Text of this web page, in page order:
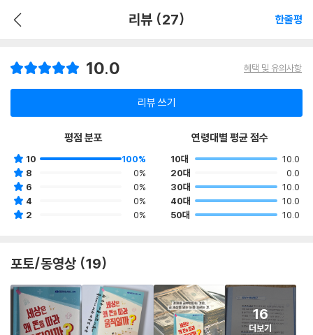
리뷰 (27) 한줄평
10.0 혜택 및 유의사항
리뷰 쓰기
평점 분포
10
100%
8
0%
6
0%
4
0%
2
0%
연령대별 평균 점수
10대
10.0
20대
0.0
30대
10.0
40대
10.0
50대
10.0
포토/동영상 (19)
16
더보기